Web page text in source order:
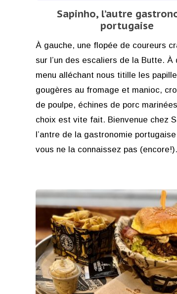
Sapinho, l’autre
portugaise
À gauche, une flopée de coureurs
sur l’un des escaliers de la Butte. À
menu alléchant nous titille les
gougères au fromage et manioc,
de poulpe, échines de porc
choix est vite fait. Bienvenue chez
l’antre de la gastronomie
vous ne la connaissez pas (encore!).